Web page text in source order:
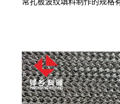
常孔板波纹填料制作的规格